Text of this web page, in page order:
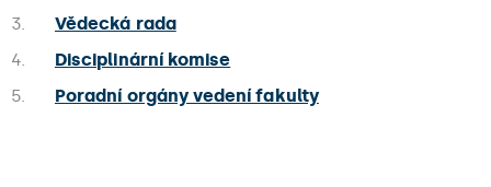
3.
Vědecká rada
4.
Disciplinární komise
5.
Poradní orgány vedení fakulty